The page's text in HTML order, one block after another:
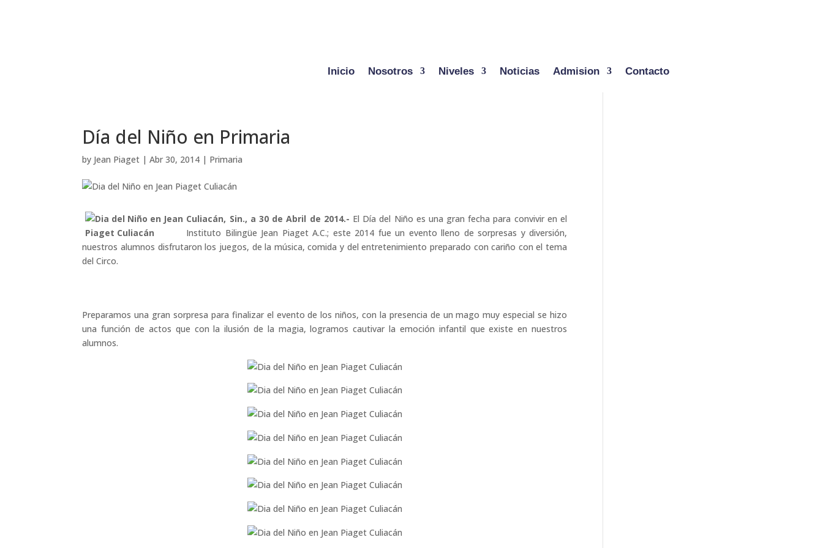
Inicio Nosotros Niveles Noticias Admision Contacto
Día del Niño en Primaria
by Jean Piaget |Abr 30, 2014 | Primaria
Culiacán, Sin., a 30 de Abril de 2014.- El Día del Niño es una gran fecha para convivir en el
Instituto Bilingüe Jean Piaget A.C.; este 2014 fue un evento lleno de sorpresas y diversión,
nuestros alumnos disfrutaron los juegos, de la música, comida y del entretenimiento preparado con cariño con el tema
del Circo.
Preparamos una gran sorpresa para finalizar el evento de los niños, con la presencia de un mago muy especial se hizo
una función de actos que con la ilusión de la magia, logramos cautivar la emoción infantil que existe en nuestros
alumnos.